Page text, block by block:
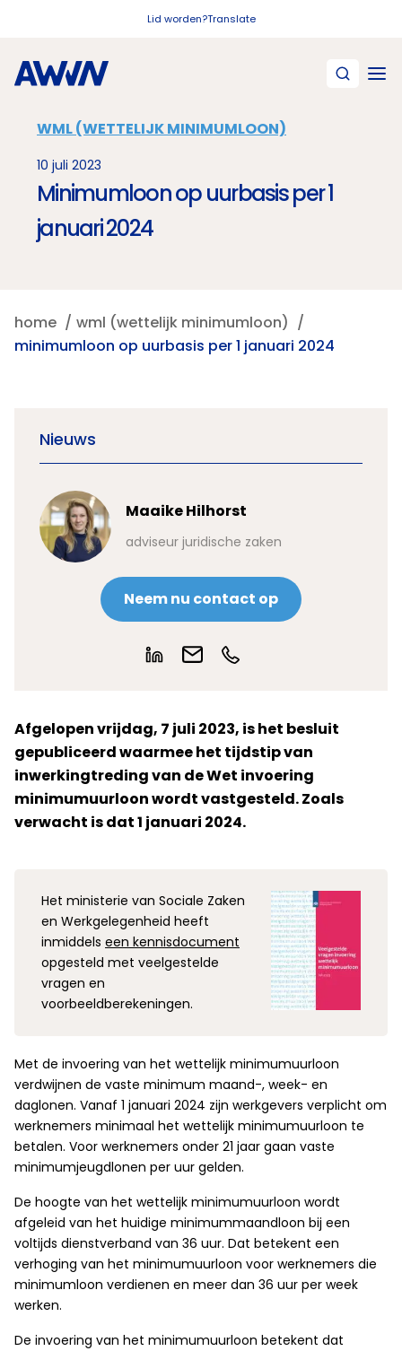
Lid worden?Translate
WML (WETTELIJK MINIMUMLOON)
10 juli 2023
Minimumloon op uurbasis per 1
januari 2024
home
wml (wettelijk minimumloon)
minimumloon op uurbasis per 1 januari 2024
Nieuws
Maaike Hilhorst
adviseur juridische zaken
Neem nu contact op
Afgelopen vrijdag, 7 juli 2023, is het besluit
gepubliceerd waarmee het tijdstip van
inwerkingtreding van de Wet invoering
minimumuurloon wordt vastgesteld. Zoals
verwacht is dat 1 januari 2024.
Het ministerie van Sociale Zaken
en Werkgelegenheid heeft
inmiddels een kennisdocument
opgesteld met veelgestelde
vragen en
voorbeeldberekeningen.
Met de invoering van het wettelijk minimumuurloon
verdwijnen de vaste minimum maand-, week- en
daglonen. Vanaf 1 januari 2024 zijn werkgevers verplicht om
werknemers minimaal het wettelijk minimumuurloon te
betalen. Voor werknemers onder 21 jaar gaan vaste
minimumjeugdlonen per uur gelden.
De hoogte van het wettelijk minimumuurloon wordt
afgeleid van het huidige minimummaandloon bij een
voltijds dienstverband van 36 uur. Dat betekent een
verhoging van het minimumuurloon voor werknemers die
minimumloon verdienen en meer dan 36 uur per week
werken.
De invoering van het minimumuurloon betekent dat